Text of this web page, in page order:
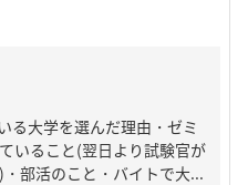
大学を選んだ理由・ゼミ
いること(翌日より試験官が
部活のこと・バイトで大...